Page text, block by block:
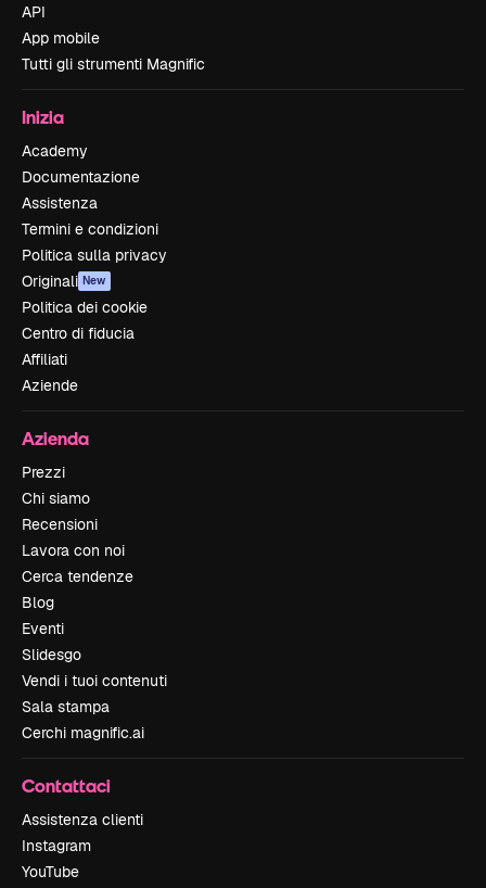
API
App mobile
Tutti gli strumenti Magnific
Inizia
Academy
Documentazione
Assistenza
Termini e condizioni
Politica sulla privacy
Originali New
Politica dei cookie
Centro di fiducia
Affiliati
Aziende
Azienda
Prezzi
Chi siamo
Recensioni
Lavora con noi
Cerca tendenze
Blog
Eventi
Slidesgo
Vendi i tuoi contenuti
Sala stampa
Cerchi magnific.ai
Contattaci
Assistenza clienti
Instagram
YouTube